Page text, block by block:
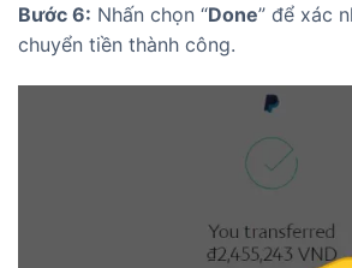
Bước 6: Nhấn chọn “Done” để xác
chuyển tiền thành công.